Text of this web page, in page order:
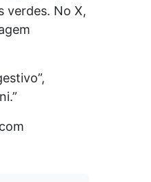
verdes. No X,